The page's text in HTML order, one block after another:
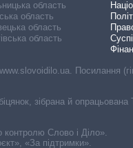
область
область
область
область
Посилання
зібрана й
контролю Слово і Діло».
«За підтримки».